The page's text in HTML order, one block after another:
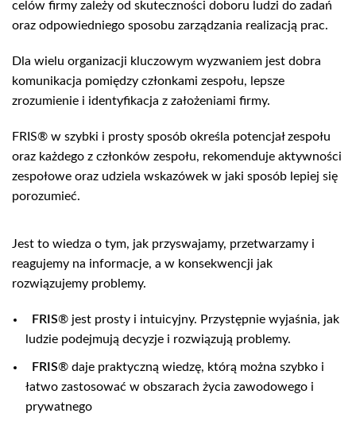
celów firmy zależy od skuteczności doboru ludzi do zadań
oraz odpowiedniego sposobu zarządzania realizacją prac.
Dla wielu organizacji kluczowym wyzwaniem jest dobra
komunikacja pomiędzy członkami zespołu, lepsze
zrozumienie i identyfikacja z założeniami firmy.
FRIS® w szybki i prosty sposób określa potencjał zespołu
oraz każdego z członków zespołu, rekomenduje aktywności
zespołowe oraz udziela wskazówek w jaki sposób lepiej się
porozumieć.
Jest to wiedza o tym, jak przyswajamy, przetwarzamy i
reagujemy na informacje, a w konsekwencji jak
rozwiązujemy problemy.
FRIS® jest prosty i intuicyjny. Przystępnie wyjaśnia, jak
ludzie podejmują decyzje i rozwiązują problemy.
FRIS® daje praktyczną wiedzę, którą można szybko i
łatwo zastosować w obszarach życia zawodowego i
prywatnego